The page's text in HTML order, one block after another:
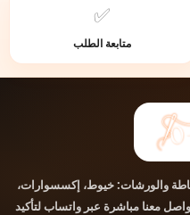
✅
متابعة الطلب
والورشات: خيوط، إكسسوارات،
معنا مباشرة عبر واتساب لتأكيد